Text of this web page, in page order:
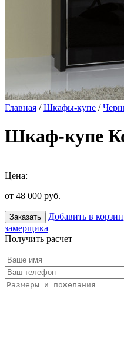
Главная /Шкафы-купе /
Шкаф-купе
Цена:
от 48 000 руб.
Заказать Добавить в
замерщика
Получить расчет